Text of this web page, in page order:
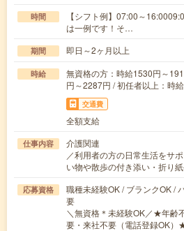
時間
【シフト例】07:00～
は一例です！そ…
期間 即日～2ヶ月以上
時給
無資格の方：時給1530円～
円～2287円 / 初任者以上：時
交通費
全額支給
仕事内容
介護関連
／利用者の方の日常生活をサ
い物や散歩の付き添い・折り
応募資格
職種未経験OK / ブランクOK /
要
＼無資格＊未経験OK／★年齢
要・来社不要（電話登録OK